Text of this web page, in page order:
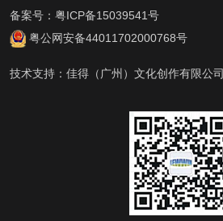
备案号： 粤ICP备15039541号
粤公网安备44011702000768号
技术支持： 佳得（广州）文化创作有限公司